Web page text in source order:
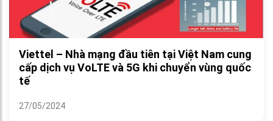
Viettel – Nhà mạng đầu tiên tại Việt Nam cung
cấp dịch vụ VoLTE và 5G khi chuyển vùng quốc
tế
27/05/2024